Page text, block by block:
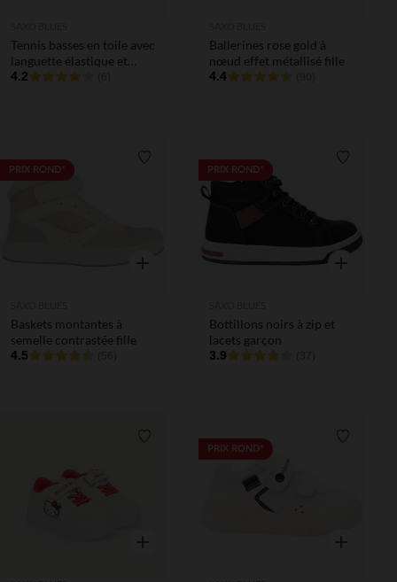
Tennis basses en toile avec
languette élastique et
œillets mixtes
4.2
Ballerines rose gold à
nœud effet métallisé fille
4.4
PRIX ROND* Liste de souhaits
Aperçu rapide
Baskets montantes à
semelle contrastée fille
4.5
PRIX ROND*
Aperçu
Bottillons noirs à zip et
lacets garçon
3.9
Liste de souhaits
Aperçu rapide
PRIX ROND*
Aperçu